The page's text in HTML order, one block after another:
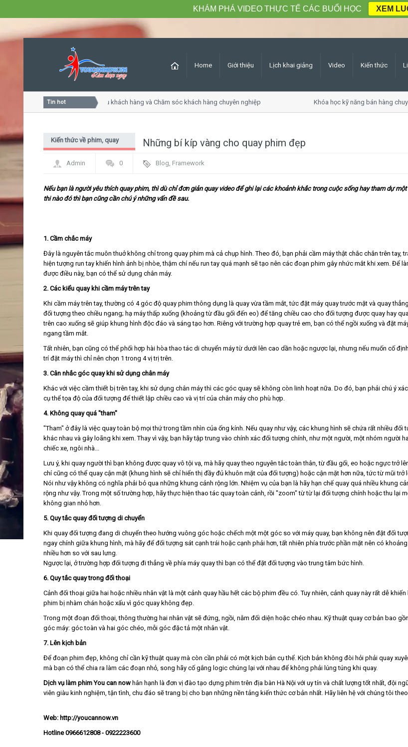
Home Giới thiệu Lịch khai giảng Video Kiến thức
Tin hot
Khóa học Tư duy dịch vụ khách hàng và Chăm sóc khách hàng chuyên nghiệp Khóa học kỹ năng bán hàng
Những bí kíp vàng cho quay phim đẹp
Kiến thức về phim, quay
Admin
0 Blog, Framework
Nếu bạn là người yêu thích quay phim, thì dù chỉ đơn giản quay video để ghi lại các khoảnh khắc trong cuộc sống hay tham dự
thi nào đó thì bạn cũng cần chú ý những vấn đề sau.
1. Cầm chắc máy
Đây là nguyên tắc muôn thuở không chỉ trong quay phim mà cả chụp hình. Theo đó, bạn phải cầm máy thật chắc chắn trên tay,
hiện tượng run tay khiến hình ảnh bị nhòe, thậm chí nếu run tay quá mạnh sẽ tạo nên các đoạn phim gây nhức mắt khi xem. Để
được điều này, bạn có thể sử dụng chân máy.
2. Các kiểu quay khi cầm máy trên tay
Khi cầm máy trên tay, thường có 4 góc độ quay phim thông dụng là quay vừa tầm mắt, tức đặt máy quay trước mặt và quay
đối tượng theo chiều ngang; hạ máy thấp xuống (khoảng từ đầu gối đến eo) để tăng chiều cao cho đối tượng được quay hay
trên cao xuống sẽ giúp khung hình độc đáo và sáng tạo hơn. Riêng với trường hợp quay trẻ em, bạn có thể ngồi xuống và đặt
ngang tầm mắt.
Tất nhiên, bạn cũng có thể phối hợp hài hòa thao tác di chuyển máy từ dưới lên cao dần hoặc ngược lại, nhưng nếu muốn cố
trí đặt máy thì chỉ nên chọn 1 trong 4 vị trị trên.
3. Cân nhắc góc quay khi sử dụng chân máy
Khác với việc cầm thiết bị trên tay, khi sử dụng chân máy thì các góc quay sẽ không còn linh hoạt nữa. Do đó, bạn phải chú ý
cụ thể tọa độ của đối tượng để thiết lập chiều cao và vị trí của chân máy cho phù hợp.
4. Không quay quá "tham"
"Tham" ở đây là việc quay toàn bộ mọi thứ trong tầm nhìn của ống kính. Nếu quay như vậy, các khung hình sẽ chứa rất nhiều đối
khác nhau và gây loãng khi xem. Thay vì vậy, bạn hãy tập trung vào chính xác đối tượng chính, như một người, một nhóm người
chiếc xe, ngôi nhà...
Lưu ý, khi quay người thì bạn không được quay vô tội vạ, mà hãy quay theo nguyên tắc toàn thân, từ đầu gối, eo hoặc ngực trở
chí cũng có thể quay cận mặt (khung hình sẽ chỉ hiển thị đầy đủ khuôn mặt của đối tượng) hoặc cận mặt hơn nữa, tức từ mũi trở
Nói như vậy không có nghĩa phải bỏ qua những khung cảnh rộng lớn. Nhiệm vụ của bạn là hãy hạn chế quay quá nhiều khung
rộng như vậy. Trong một số trường hợp, hãy thực hiện thao tác quay toàn cảnh, rồi "zoom" từ từ lại đối tượng chính hoặc thu lại
không gian nhỏ hơn.
5. Quy tắc quay đối tượng di chuyển
Khi quay đối tượng đang di chuyển theo hướng vuông góc hoặc chếch một một góc so với máy quay, bạn không nên đặt đối
ngay chính giữa khung hình, mà hãy để đối tượng sát cạnh trái hoặc cạnh phải hơn, tất nhiên phía trước phần mặt nên có
nhiều hơn so với sau lưng.
Ngược lại, ở trường hợp đối tượng đi thẳng về phía máy quay thì bạn có thể đặt đối tượng vào trung tâm bức hình.
6. Quy tắc quay trong đối thoại
Cảnh đối thoại giữa hai hoặc nhiều nhân vật là một cảnh quay hầu hết các bộ phim đều có. Tuy nhiên, cảnh quay này rất dễ khiến
phim bị nhàm chán hoặc xấu vì góc quay không đẹp.
Trong một đoạn đối thoại, thông thường hai nhân vật sẽ đứng, ngồi, nằm đối diện hoặc chéo nhau. Kỹ thuật quay cơ bản bao
góc máy: góc toàn và hai góc chéo, mỗi góc đặc tả một nhân vật.
7. Lên kịch bản
Để đoạn phim đẹp, không chỉ cần kỹ thuật quay mà còn cần phải có một kịch bản cụ thể. Kịch bản không đòi hỏi phải quay
mà bạn có thể chia ra làm các đoạn nhỏ, song hãy cố gắng logic chúng lại với nhau để không phải lúng túng khi quay.
Dịch vụ làm phim You can now hân hạnh là đơn vị đào tạo dựng phim trên địa bàn Hà Nội với uy tín và chất lượng tốt nhất, đội
viên giàu kinh nghiệm, tận tình, chu đáo sẽ trang bị cho bạn những nền tảng kiến thức cơ bản nhất. Hãy liên hệ với chúng tôi
Web: http://youcannow.vn
Hotline 0966612808 - 0922223600
KHÁM PHÁ VIDEO THỰC TẾ CÁC BUỔI HỌC XEM